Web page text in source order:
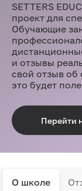
SETTERS
проект для
Обучающие
и отзывы
свой отзыв об
это будет
Перейти
О школе